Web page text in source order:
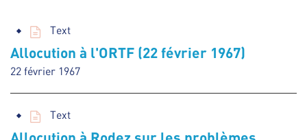
Text
Allocution à l'ORTF (22 février 1967)
22 février 1967
Text